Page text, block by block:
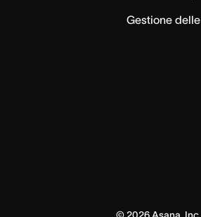
Gestione